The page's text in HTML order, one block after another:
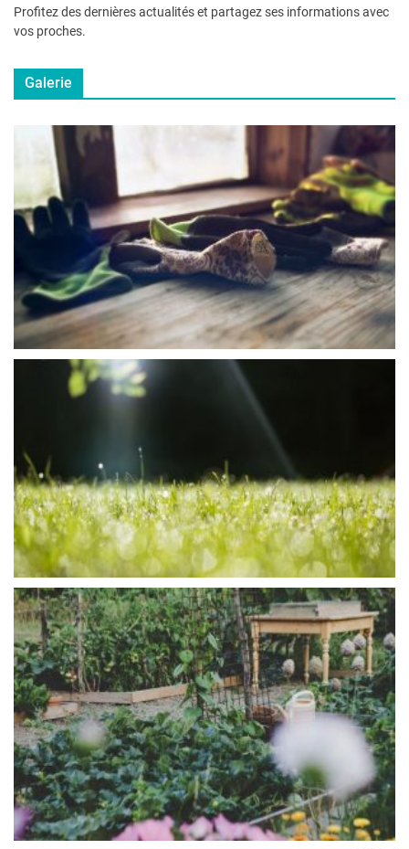
Profitez des dernières actualités et partagez ses informations avec
vos proches.
Galerie